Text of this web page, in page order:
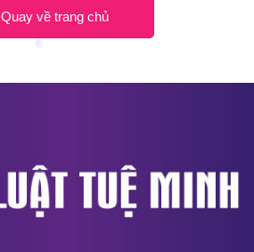
Quay về trang chủ